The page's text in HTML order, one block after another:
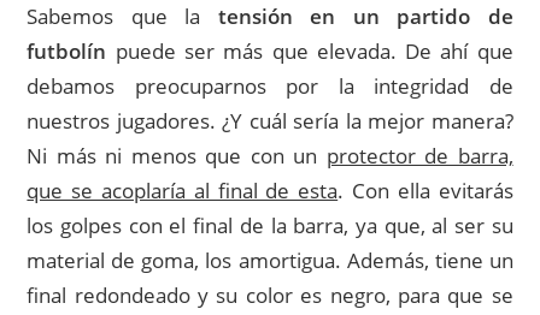
Sabemos que la tensión en un partido de
futbolín puede ser más que elevada. De ahí que
debamos preocuparnos por la integridad de
nuestros jugadores. ¿Y cuál sería la mejor manera?
Ni más ni menos que con un protector de barra,
que se acoplaría al final de esta. Con ella evitarás
los golpes con el final de la barra, ya que, al ser su
material de goma, los amortigua. Además, tiene un
final redondeado y su color es negro, para que se